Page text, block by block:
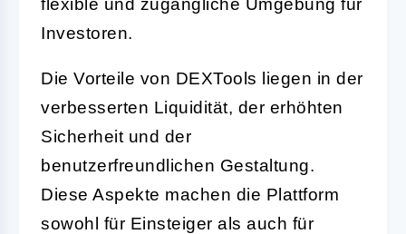
flexible und zugängliche Umgebung für
Investoren.
Die Vorteile von DEXTools liegen in der
verbesserten Liquidität, der erhöhten
Sicherheit und der
benutzerfreundlichen Gestaltung.
Diese Aspekte machen die Plattform
sowohl für Einsteiger als auch für